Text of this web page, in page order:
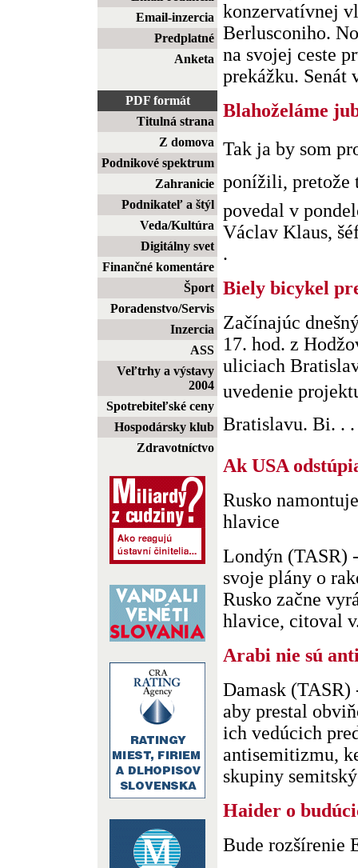
Email-inzercia
Predplatné
Anketa
PDF formát
Titulná strana
Z domova
Podnikové spektrum
Zahranicie
Podnikateľ a štýl
Veda/Kultúra
Digitálny svet
Finančné komentáre
Šport
Poradenstvo/Servis
Inzercia
ASS
Veľtrhy a výstavy
2004
Spotrebiteľské ceny
Hospodársky klub
Zdravotníctvo
konzervatívnej
Berlusconiho.
na svojej ceste
prekážku. Senát
Blahoželáme
Tak ja by som
ponížili, pretože
povedal v
Václav Klaus,
.
Biely bicykel
Začínajúc
17. hod. z
uliciach
uvedenie
Bratislavu. Bi. . .
Ak USA
Rusko
hlavice
Londýn (TASR)
svoje plány o
Rusko začne
hlavice, citoval
Arabi nie sú
Damask
aby prestal
ich vedúcich
antisemitizmu,
skupiny
Haider o
Bude rozšírenie